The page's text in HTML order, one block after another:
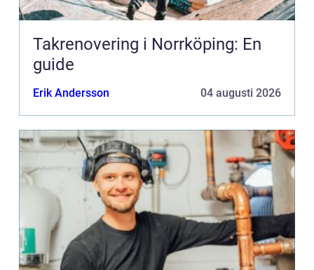
Takrenovering i Norrköping: En
guide
Erik Andersson 04 augusti 2026